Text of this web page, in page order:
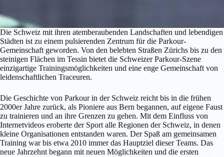
Die Schweiz mit ihren atemberaubenden Landschaften und lebendigen
Städten ist zu einem pulsierenden Zentrum für die Parkour-
Gemeinschaft geworden. Von den belebten Straßen Zürichs bis zu den
steinigen Flächen im Tessin bietet die Schweizer Parkour-Szene
einzigartige Trainingsmöglichkeiten und eine enge Gemeinschaft von
leidenschaftlichen Traceuren.
Die Geschichte von Parkour in der Schweiz reicht bis in die frühen
2000er Jahre zurück, als Pioniere aus Bern begannen, auf eigene Faust
zu trainieren und an ihre Grenzen zu gehen. Mit dem Einfluss von
Internetvideos eroberte der Sport alle Regionen der Schweiz, in denen
kleine Organisationen entstanden waren. Der Spaß am gemeinsamen
Training war bis etwa 2010 immer das Hauptziel dieser Teams. Das
neue Jahrzehnt begann mit neuen Möglichkeiten und die ersten